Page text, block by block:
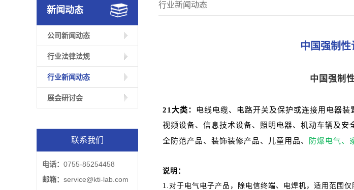
新闻动态
公司新闻动态
行业法律法规
行业新闻动态
展会研讨会
联系我们
电话： 0755-85254458
邮箱： service@kti-lab.com
行业新闻动态
中国强制
中国强制
21 大类： 电线电缆、电路开关及保护或连接用电器
视频设备、信息技术设备、照明电器、机动车辆及
全防范产品、装饰装修产品、儿童用品、 防爆电气、
说明：
1.对于电气电子产品，除电信终端、电焊机，适用范围